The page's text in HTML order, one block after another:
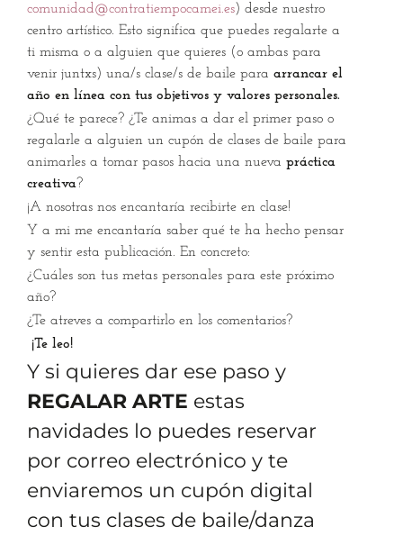
comunidad@contratiempocamei.es) desde nuestro
centro artístico. Esto significa que puedes regalarte a
ti misma o a alguien que quieres (o ambas para
venir juntxs) una/s clase/s de baile para arrancar el
año en línea con tus objetivos y valores personales.
¿Qué te parece? ¿Te animas a dar el primer paso o
regalarle a alguien un cupón de clases de baile para
animarles a tomar pasos hacia una nueva práctica
creativa?
¡A nosotras nos encantaría recibirte en clase!
Y a mi me encantaría saber qué te ha hecho pensar
y sentir esta publicación. En concreto:
¿Cuáles son tus metas personales para este próximo
año?
¿Te atreves a compartirlo en los comentarios?
¡Te leo!
Y si quieres dar ese paso y
REGALAR ARTE estas
navidades lo puedes reservar
por correo electrónico y te
enviaremos un cupón digital
con tus clases de baile/danza